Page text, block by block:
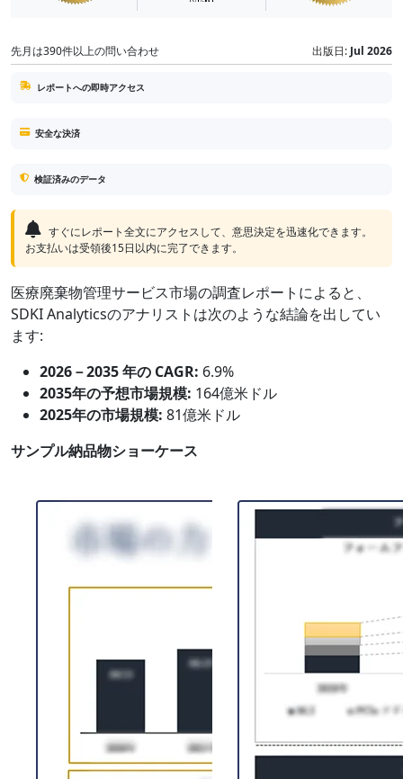
先月は390件以上の問い合わせ 出版日: Jul 2026
レポートへの即時アクセス
安全な決済
検証済みのデータ
すぐにレポート全文にアクセスして、意思決定を迅速化できます。
お支払いは受領後15日以内に完了できます。
医療廃棄物管理サービス市場の調査レポートによると、
SDKI Analyticsのアナリストは次のような結論を出してい
ます:
2026－2035 年の CAGR: 6.9%
2035年の予想市場規模: 164億米ドル
2025年の市場規模: 81億米ドル
サンプル納品物ショーケース